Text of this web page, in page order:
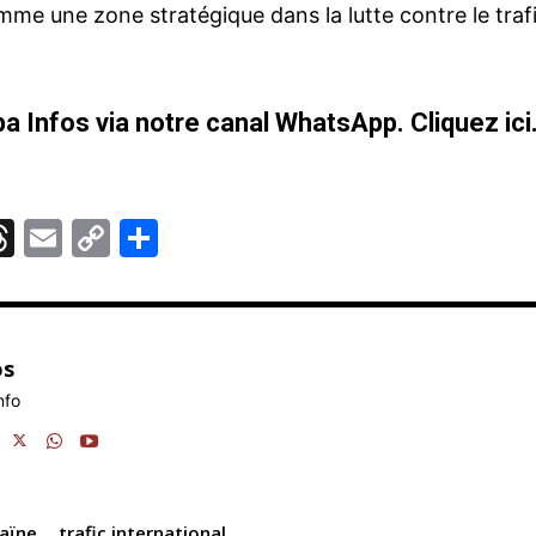
une zone stratégique dans la lutte contre le
Infos via notre canal WhatsApp. Cliquez
T
e
d
s
E
ai
C
p ta